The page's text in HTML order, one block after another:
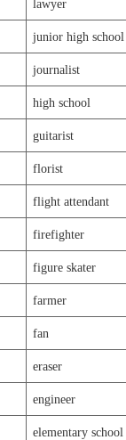
lawyer
junior high school
journalist
high school
guitarist
florist
flight attendant
firefighter
figure skater
farmer
fan
eraser
engineer
elementary school